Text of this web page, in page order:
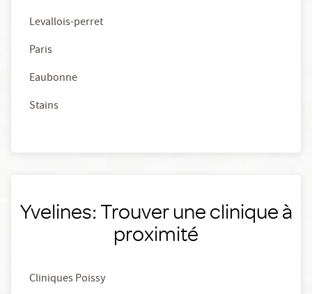
Levallois-perret
Paris
Eaubonne
Stains
Yvelines: Trouver une clinique à
proximité
Cliniques Poissy